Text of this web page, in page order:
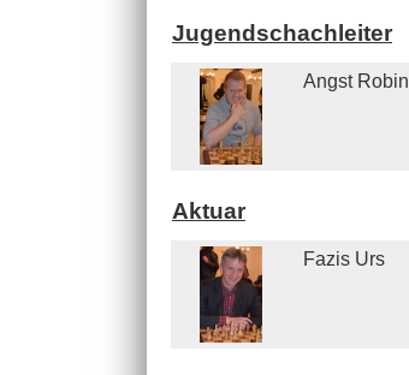
Jugendschachleiter
Angst Robin
Aktuar
Fazis Urs